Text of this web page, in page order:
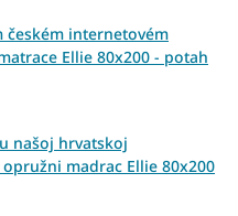
českém internetovém
Ellie 80x200 - potah
našoj hrvatskoj
madrac Ellie 80x200